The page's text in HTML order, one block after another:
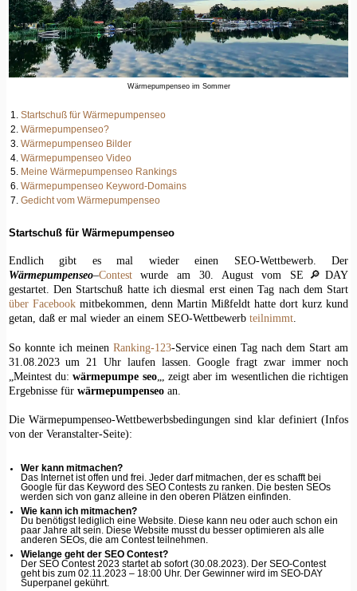
Wärmepumpenseo im Sommer
Startschuß für Wärmepumpenseo
Wärmepumpenseo?
Wärmepumpenseo Bilder
Wärmepumpenseo Video
Meine Wärmepumpenseo Rankings
Wärmepumpenseo Keyword-Domains
Gedicht vom Wärmepumpenseo
Startschuß für Wärmepumpenseo
Endlich gibt es mal wieder einen SEO-Wettbewerb. Der
Wärmepumpenseo–Contestwurde am 30. August vom SE🔎DAY
gestartet. Den Startschuß hatte ich diesmal erst einen Tag nach dem Start
über Facebookmitbekommen, denn Martin Mißfeldt hatte dort kurz kund
getan, daß er mal wieder an einem SEO-Wettbewerb teilnimmt.
So konnte ich meinen Ranking-123-Service einen Tag nach dem Start am
31.08.2023 um 21 Uhr laufen lassen. Google fragt zwar immer noch
„Meintest du:wärmepumpe seo„, zeigt aber im wesentlichen die richtigen
Ergebnisse für wärmepumpenseoan.
Die Wärmepumpenseo-Wettbewerbsbedingungen sind klar definiert (Infos
von der Veranstalter-Seite):
Wer kann mitmachen?
Das Internet ist offen und frei. Jeder darf mitmachen, der es schafft bei
Google für das Keyword des SEO Contests zu ranken. Die besten SEOs
werden sich von ganz alleine in den oberen Plätzen einfinden.
Wie kann ich mitmachen?
Du benötigst lediglich eine Website. Diese kann neu oder auch schon ein
paar Jahre alt sein. Diese Website musst du besser optimieren als alle
anderen SEOs, die am Contest teilnehmen.
Wielange geht der SEO Contest?
Der SEO Contest 2023 startet ab sofort (30.08.2023). Der SEO-Contest
geht bis zum 02.11.2023 – 18:00 Uhr. Der Gewinner wird im SEO-DAY
Superpanel gekührt.